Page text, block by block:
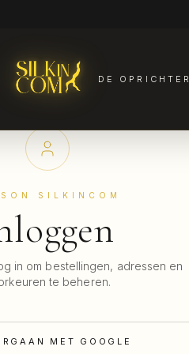
DE OPRICHTER
SILKINCOM
in om bestellingen, adressen en
te beheren.
MET GOOGLE